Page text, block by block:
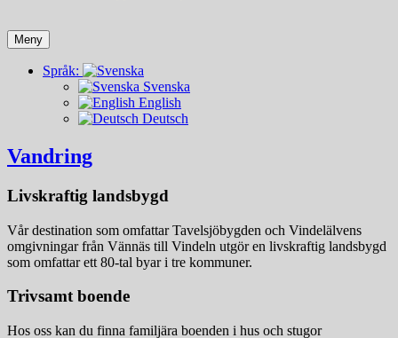
Meny
Språk:
Svenska
English
Deutsch
Vandring
Livskraftig landsbygd
Vår destination som omfattar Tavelsjöbygden och Vindelälvens
omgivningar från Vännäs till Vindeln utgör en livskraftig landsbygd
som omfattar ett 80-tal byar i tre kommuner.
Trivsamt boende
Hos oss kan du finna familjära boenden i hus och stugor